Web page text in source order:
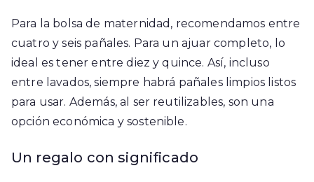
Para la bolsa de maternidad, recomendamos entre
cuatro y seis pañales. Para un ajuar completo, lo
ideal es tener entre diez y quince. Así, incluso
entre lavados, siempre habrá pañales limpios listos
para usar. Además, al ser reutilizables, son una
opción económica y sostenible.
Un regalo con significado